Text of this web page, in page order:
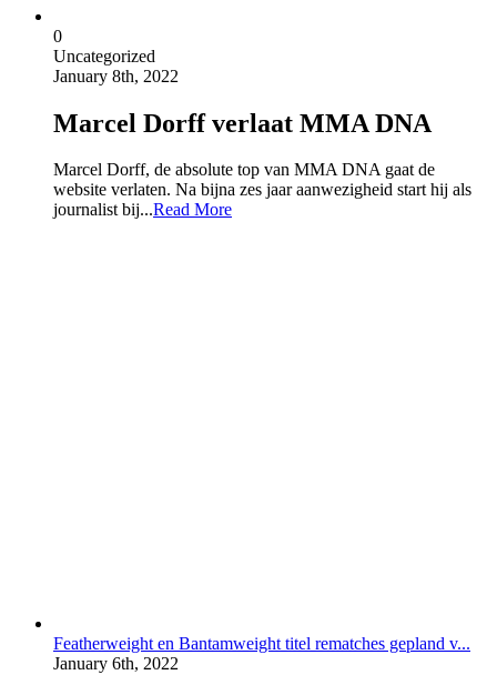
0
Uncategorized
January 8th, 2022
Marcel Dorff verlaat MMA DNA
Marcel Dorff, de absolute top van MMA DNA gaat de
website verlaten. Na bijna zes jaar aanwezigheid start hij als
journalist bij...Read More
Featherweight en Bantamweight titel rematches gepland v...
January 6th, 2022